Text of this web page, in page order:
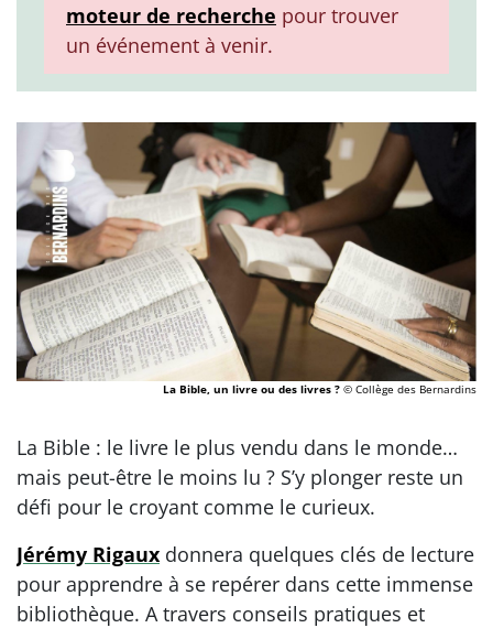
moteur de recherche pour trouver
un événement à venir.
La Bible, un livre ou des livres ? © Collège des Bernardins
La Bible : le livre le plus vendu dans le monde…
mais peut-être le moins lu ? S’y plonger reste un
défi pour le croyant comme le curieux.
Jérémy Rigaux donnera quelques clés de lecture
pour apprendre à se repérer dans cette immense
bibliothèque. A travers conseils pratiques et